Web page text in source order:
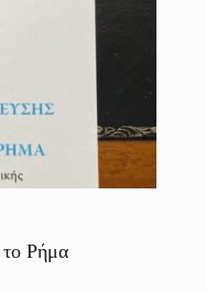
το Ρήμα